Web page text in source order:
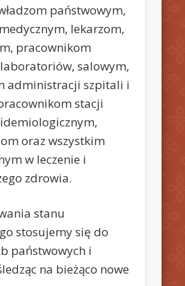
państwowym,
lekarzom,
pracownikom
salowym,
administracji szpitali i
stacji
oraz wszystkim
w leczenie i
zdrowia.
stanu
stosujemy się do
państwowych i
na bieżąco nowe